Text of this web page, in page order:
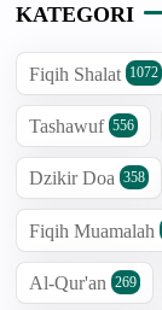
KATEGORI
Fiqih Shalat 1072
Tashawuf 556
Dzikir Doa 358
Fiqih Muamalah
Al-Qur'an 269